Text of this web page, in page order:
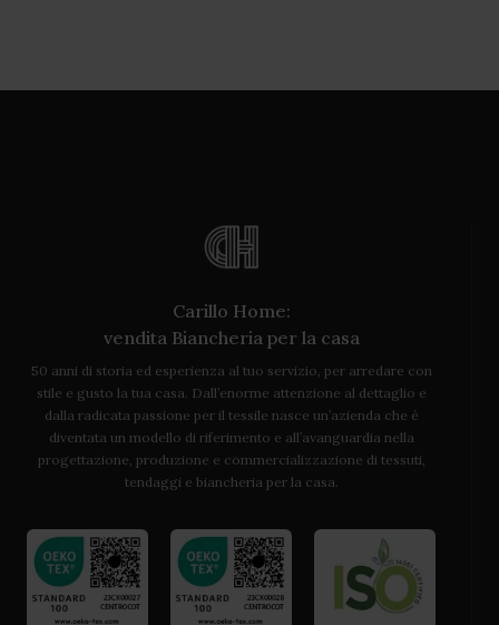
Carillo Home:
vendita Biancheria per la casa
50 anni di storia ed esperienza al tuo servizio, per arredare con
stile e gusto la tua casa. Dall’enorme attenzione al dettaglio e
dalla radicata passione per il tessile nasce un’azienda che è
diventata un modello di riferimento e all’avanguardia nella
progettazione, produzione e commercializzazione di tessuti,
tendaggi e biancheria per la casa.